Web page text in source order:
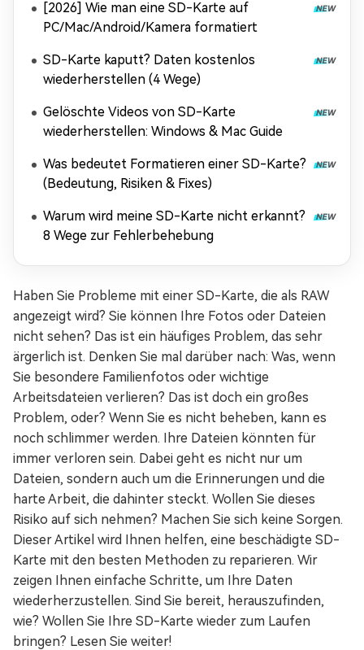
[2026] Wie man eine SD-Karte auf
PC/Mac/Android/Kamera formatiert
SD-Karte kaputt? Daten kostenlos
wiederherstellen (4 Wege)
Gelöschte Videos von SD-Karte
wiederherstellen: Windows & Mac Guide
Was bedeutet Formatieren einer SD-Karte?
(Bedeutung, Risiken & Fixes)
Warum wird meine SD-Karte nicht erkannt?
8 Wege zur Fehlerbehebung
Haben Sie Probleme mit einer SD-Karte, die als RAW
angezeigt wird? Sie können Ihre Fotos oder Dateien
nicht sehen? Das ist ein häufiges Problem, das sehr
ärgerlich ist. Denken Sie mal darüber nach: Was, wenn
Sie besondere Familienfotos oder wichtige
Arbeitsdateien verlieren? Das ist doch ein großes
Problem, oder? Wenn Sie es nicht beheben, kann es
noch schlimmer werden. Ihre Dateien könnten für
immer verloren sein. Dabei geht es nicht nur um
Dateien, sondern auch um die Erinnerungen und die
harte Arbeit, die dahinter steckt. Wollen Sie dieses
Risiko auf sich nehmen? Machen Sie sich keine Sorgen.
Dieser Artikel wird Ihnen helfen, eine beschädigte SD-
Karte mit den besten Methoden zu reparieren. Wir
zeigen Ihnen einfache Schritte, um Ihre Daten
wiederherzustellen. Sind Sie bereit, herauszufinden,
wie? Wollen Sie Ihre SD-Karte wieder zum Laufen
bringen? Lesen Sie weiter!